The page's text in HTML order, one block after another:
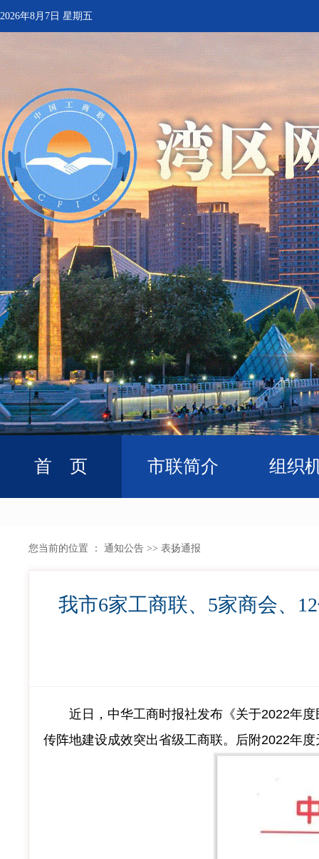
2026年8月7日 星期五
首 页 市联简介 组织
您当前的位置 ： 通知公告 >> 表扬通报
我市6家工商联、5家商会、
近日，中华工商时报社发布《关于2022年度
传阵地建设成效突出省级工商联。后附2022年